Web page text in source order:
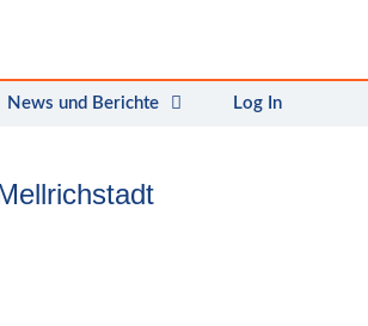
News und Berichte Log In